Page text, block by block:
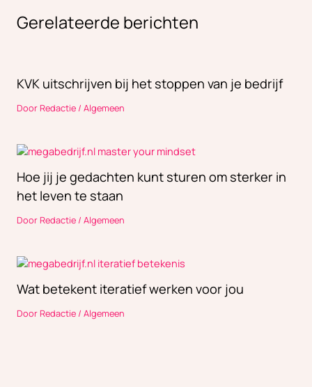
Gerelateerde berichten
KVK uitschrijven bij het stoppen van je bedrijf
DoorRedactie / Algemeen
Hoe jij je gedachten kunt sturen om sterker in
het leven te staan
DoorRedactie / Algemeen
Wat betekent iteratief werken voor jou
DoorRedactie / Algemeen